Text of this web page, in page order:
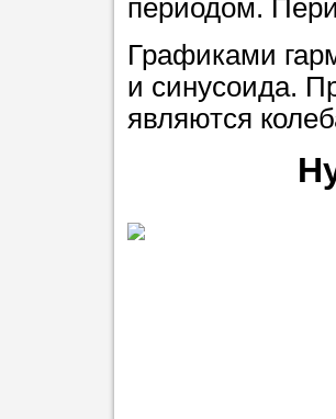
периодом.
Графиками
и синусоида.
являются